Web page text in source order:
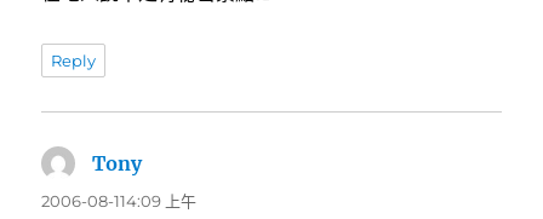
Reply
Tony表
示:
2006-08-114:09 上午